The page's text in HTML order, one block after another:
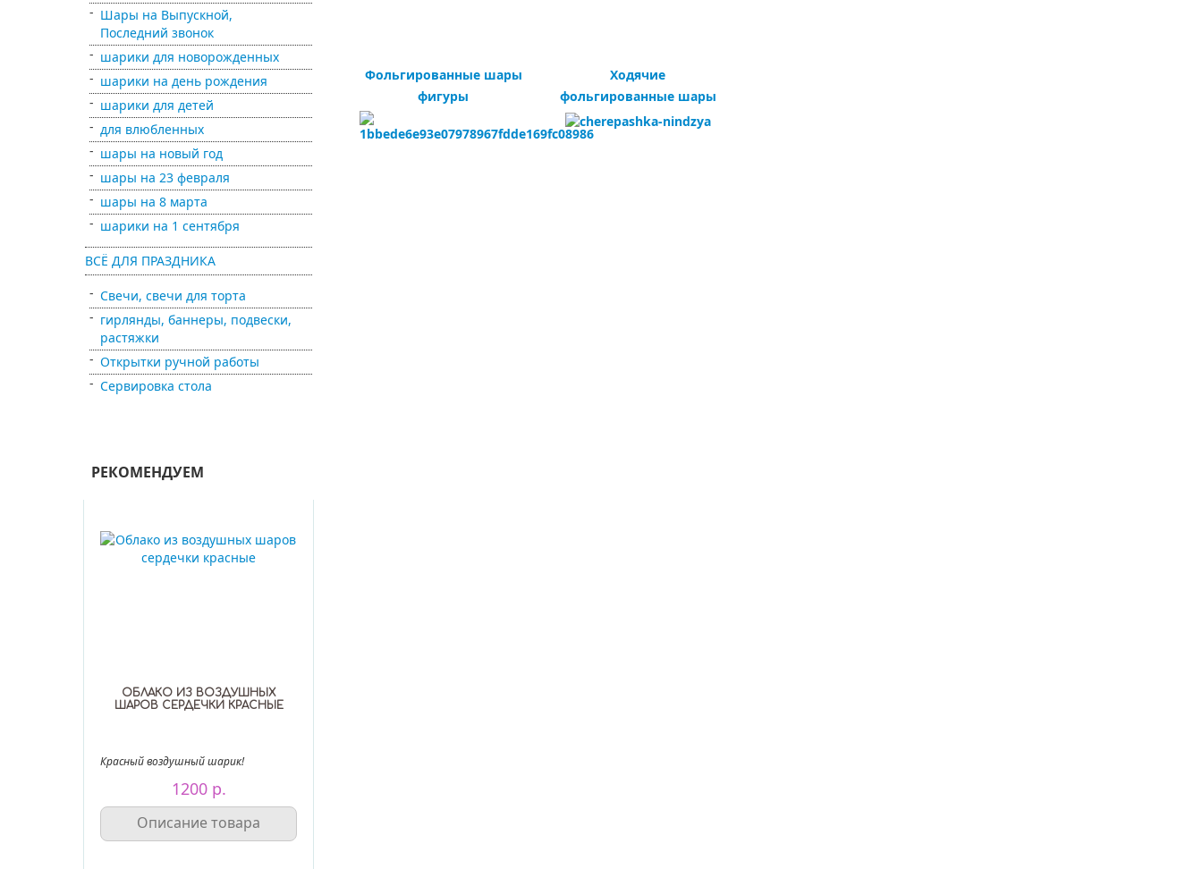
Шары на Выпускной,
Последний звонок
шарики для новорожденных
шарики на день рождения
шарики для детей
для влюбленных
шары на новый год
шары на 23 февраля
шары на 8 марта
шарики на 1 сентября
ВСЁ ДЛЯ ПРАЗДНИКА
Свечи, свечи для торта
гирлянды, баннеры, подвески,
растяжки
Открытки ручной работы
Сервировка стола
РЕКОМЕНДУЕМ
ОБЛАКО ИЗ ВОЗДУШНЫХ
ШАРОВ СЕРДЕЧКИ КРАСНЫЕ
Красный воздушный шарик!
1200 р.
Описание товара
Фольгированные шары
фигуры
Ходячие
фольгированные шары